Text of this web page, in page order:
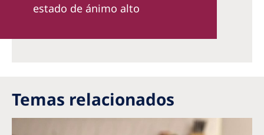
estado de ánimo alto
Temas relacionados